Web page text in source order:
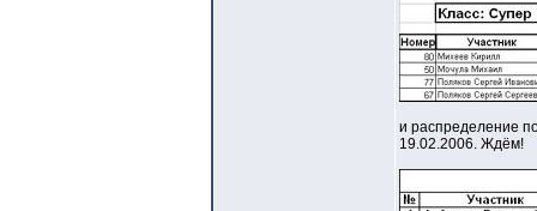
и распределение
19.02.2006. Ждём!